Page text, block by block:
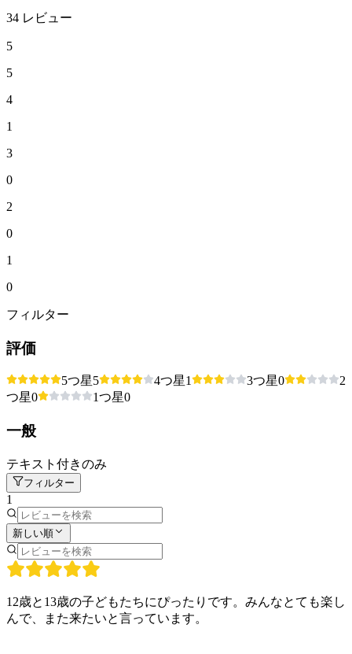
34 レビュー
5
5
4
1
3
0
2
0
1
0
フィルター
評価
5つ星5 4つ星1 3つ星0
2
つ星0 1つ星0
一般
テキスト付きのみ
フィルター
1
新しい順
12歳と13歳の子どもたちにぴったりです。みんなとても楽し
んで、また来たいと言っています。